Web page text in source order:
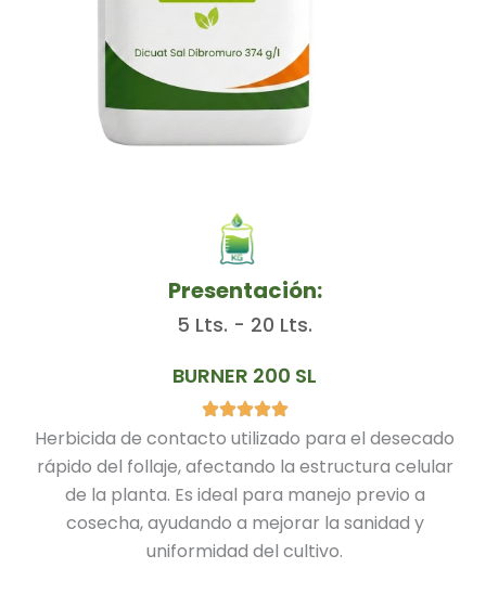
Presentación:
5 Lts. - 20 Lts.
BURNER 200 SL
Herbicida de contacto utilizado para el desecado
rápido del follaje, afectando la estructura celular
de la planta. Es ideal para manejo previo a
cosecha, ayudando a mejorar la sanidad y
uniformidad del cultivo.